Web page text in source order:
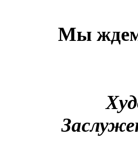
Мы ждем